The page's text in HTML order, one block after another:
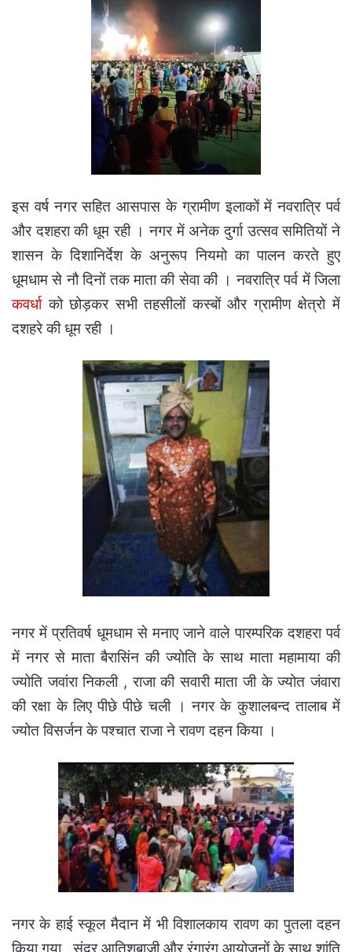
इस वर्ष नगर सहित आसपास के ग्रामीण इलाकों में नवरात्रि पर्व
और दशहरा की धूम रही । नगर में अनेक दुर्गा उत्सव समितियों ने
शासन के दिशानिर्देश के अनुरूप नियमो का पालन करते हुए
धूमधाम से नौ दिनों तक माता की सेवा की । नवरात्रि पर्व में जिला
कवर्धाको छोड़कर सभी तहसीलों कस्बों और ग्रामीण क्षेत्रो में
दशहरे की धूम रही ।
नगर में प्रतिवर्ष धूमधाम से मनाए जाने वाले पारम्परिक दशहरा पर्व
में नगर से माता बैरासिंन की ज्योति के साथ माता महामाया की
ज्योति जवांरा निकली , राजा की सवारी माता जी के ज्योत जंवारा
की रक्षा के लिए पीछे पीछे चली । नगर के कुशालबन्द तालाब में
ज्योत विसर्जन के पश्चात राजा ने रावण दहन किया ।
नगर के हाई स्कूल मैदान में भी विशालकाय रावण का पुतला दहन